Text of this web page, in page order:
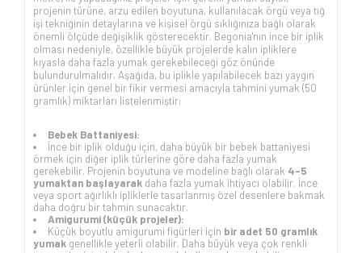
projenin türüne, arzu edilen boyutuna, kullanılacak örgü veya tığ
işi tekniğinin detaylarına ve kişisel örgü sıklığınıza bağlı olarak
önemli ölçüde değişiklik gösterecektir. Begonia'nın ince bir iplik
olması nedeniyle, özellikle büyük projelerde kalın ipliklere
kıyasla daha fazla yumak gerekebileceği göz önünde
bulundurulmalıdır. Aşağıda, bu iplikle yapılabilecek bazı yaygın
ürünler için genel bir fikir vermesi amacıyla tahmini yumak (50
gramlık) miktarları listelenmiştir:
Bebek Battaniyesi:
İnce bir iplik olduğu için, daha büyük bir bebek battaniyesi
örmek için diğer iplik türlerine göre daha fazla yumak
gerekebilir. Projenin boyutuna ve modeline bağlı olarak 4-5
yumaktan başlayarak daha fazla yumak ihtiyacı olabilir. İnce
veya sport ağırlıklı ipliklerle tasarlanmış özel desenlere bakmak
daha doğru bir tahmin sunacaktır.
Amigurumi (küçük projeler):
Küçük boyutlu amigurumi figürleri için bir adet 50 gramlık
yumak genellikle yeterli olabilir. Daha büyük veya çok renkli